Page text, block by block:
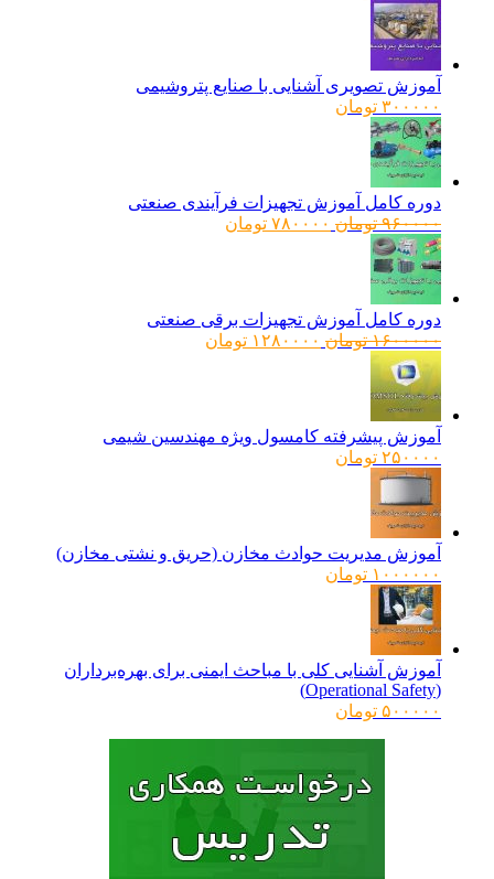
آموزش تصویری آشنایی با صنایع پتروشیمی
۳۰۰۰۰۰ تومان
دوره کامل آموزش تجهیزات فرآیندی صنعتی
۹۶۰۰۰۰ تومانقیمت
۷۸۰۰۰۰ تومانقیمت
دوره کامل آموزش تجهیزات برقی صنعتی
۱۶۰۰۰۰۰ تومانقیمت
۱۲۸۰۰۰۰ تومانقیمت
آموزش پیشرفته کامسول ویژه مهندسین شیمی
۲۵۰۰۰۰ تومان
آموزش مدیریت حوادث مخازن (حریق و نشتی مخازن)
۱۰۰۰۰۰۰ تومان
آموزش آشنایی کلی با مباحث ایمنی برای بهره‌برداران
۵۰۰۰۰۰ تومان